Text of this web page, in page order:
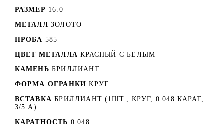
РАЗМЕР 16.0
МЕТАЛЛ ЗОЛОТО
ПРОБА 585
ЦВЕТ МЕТАЛЛА КРАСНЫЙ C БЕЛЫМ
КАМЕНЬ БРИЛЛИАНТ
ФОРМА ОГРАНКИ КРУГ
ВСТАВКА БРИЛЛИАНТ (1ШТ., КРУГ, 0.048 КАРАТ,
3/5 А)
КАРАТНОСТЬ 0.048